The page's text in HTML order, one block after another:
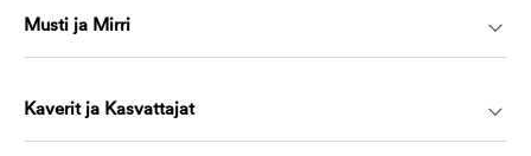
Musti ja Mirri
Kaverit ja Kasvattajat